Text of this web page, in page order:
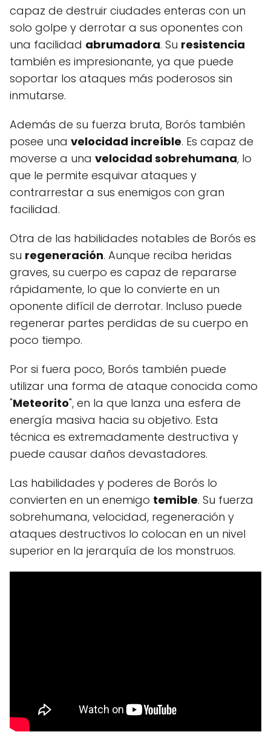
capaz de destruir ciudades enteras con un
solo golpe y derrotar a sus oponentes con
una facilidad abrumadora. Su resistencia
también es impresionante, ya que puede
soportar los ataques más poderosos sin
inmutarse.
Además de su fuerza bruta, Borós también
posee una velocidad increíble. Es capaz de
moverse a una velocidad sobrehumana, lo
que le permite esquivar ataques y
contrarrestar a sus enemigos con gran
facilidad.
Otra de las habilidades notables de Borós es
su regeneración. Aunque reciba heridas
graves, su cuerpo es capaz de repararse
rápidamente, lo que lo convierte en un
oponente difícil de derrotar. Incluso puede
regenerar partes perdidas de su cuerpo en
poco tiempo.
Por si fuera poco, Borós también puede
utilizar una forma de ataque conocida como
"Meteorito", en la que lanza una esfera de
energía masiva hacia su objetivo. Esta
técnica es extremadamente destructiva y
puede causar daños devastadores.
Las habilidades y poderes de Borós lo
convierten en un enemigo temible. Su fuerza
sobrehumana, velocidad, regeneración y
ataques destructivos lo colocan en un nivel
superior en la jerarquía de los monstruos.